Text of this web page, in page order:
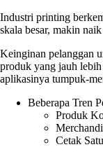
Industri printing
skala besar, makin
Keinginan pelanggan
produk yang jauh
aplikasinya tumpuk-
Beberapa Tren
Produk
Cetak